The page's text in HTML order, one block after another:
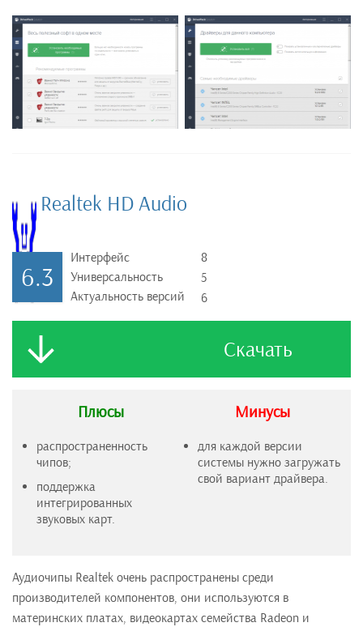
Realtek HD Audio
6.3
Интерфейс
Универсальность
Актуальность версий
8
5
6
Скачать
Плюсы
распространенность
чипов;
поддержка
интегрированных
звуковых карт.
Минусы
для каждой версии
системы нужно загружать
свой вариант драйвера.
Аудиочипы Realtek очень распространены среди
производителей компонентов, они используются в
материнских платах, видеокартах семейства Radeon и